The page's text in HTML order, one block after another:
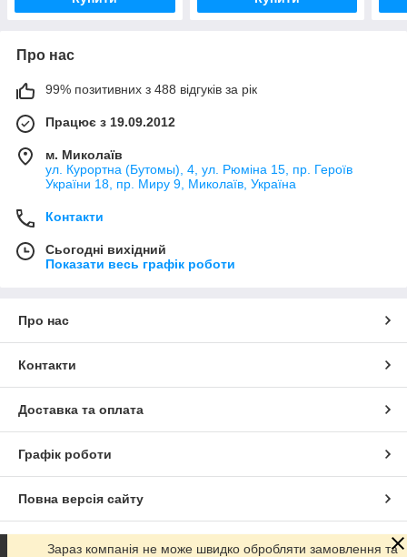
Про нас
99% позитивних з 488 відгуків за рік
Працює з 19.09.2012
м. Миколаїв
ул. Курортна (Бутомы), 4, ул. Рюміна 15, пр. Героїв
України 18, пр. Миру 9, Миколаїв, Україна
Контакти
Сьогодні вихідний
Показати весь графік роботи
Про нас
Контакти
Доставка та оплата
Графік роботи
Повна версія сайту
Сайт створено на маркетплейсі Prom.ua
Зараз компанія не може швидко обробляти замовлення та